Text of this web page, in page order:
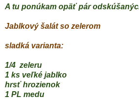
A tu ponúkam opäť pár
Jablkový šalát so zelerom
sladká varianta:
1/4 zeleru
1 ks veľké jablko
hrsť hrozienok
1 PL medu